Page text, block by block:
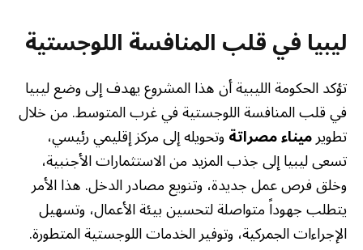
ليبيا في قلب المنافسة اللوجستية
تؤكد الحكومة الليبية أن هذا المشروع يهدف إلى وضع ليبيا
في قلب المنافسة اللوجستية في غرب المتوسط. من خلال
تطويرميناء مصراتةوتحويله إلى مركز إقليمي رئيسي،
تسعى ليبيا إلى جذب المزيد من الاستثمارات الأجنبية،
وخلق فرص عمل جديدة، وتنويع مصادر الدخل. هذا الأمر
يتطلب جهوداً متواصلة لتحسين بيئة الأعمال، وتسهيل
الإجراءات الجمركية، وتوفير الخدمات اللوجستية المتطورة.